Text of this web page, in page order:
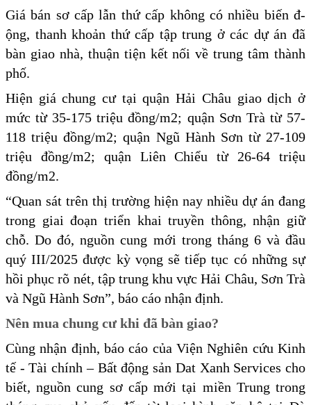
Giá bán sơ cấp lẫn thứ cấp không có nhiều biến đ­
ộng, thanh khoản thứ cấp tập trung ở các dự án ­đã
bàn giao nhà, thuận tiện kết nối về trung tâm thành
phố.
Hiện giá chung cư tại quận Hải Châu giao dịch ở
mức từ 35-175 triệu đồng/m2; quận Sơn Trà từ 57-
118 triệu đồng/m2; quận Ngũ Hành Sơn từ 27-109
triệu đồng/m2; quận Liên Chiểu từ 26-64 triệu
đồng/m2.
“Quan sát trên thị trường hiện nay nhiều dự án ­đang
trong giai ­đoạn triển khai truyền thông, nhận giữ
chỗ. Do đó, nguồn cung mới trong tháng 6 và ­đầu
quý III/2025 đ­ược kỳ vọng sẽ tiếp tục có những sự
hồi phục rõ nét, tập trung khu vực Hải Châu, Sơn Trà
và Ngũ Hành Sơn”, báo cáo nhận định.
Nên mua chung cư khi đã bàn giao?
Cùng nhận định, báo cáo của Viện Nghiên cứu Kinh
tế - Tài chính – Bất động sản Dat Xanh Services cho
biết, nguồn cung sơ cấp mới tại miền Trung trong